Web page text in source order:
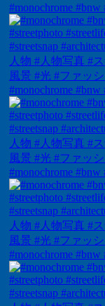
#monochrome #bnw
#monochrome #bnw
#monochrome #bnw
#monochrome #bnw